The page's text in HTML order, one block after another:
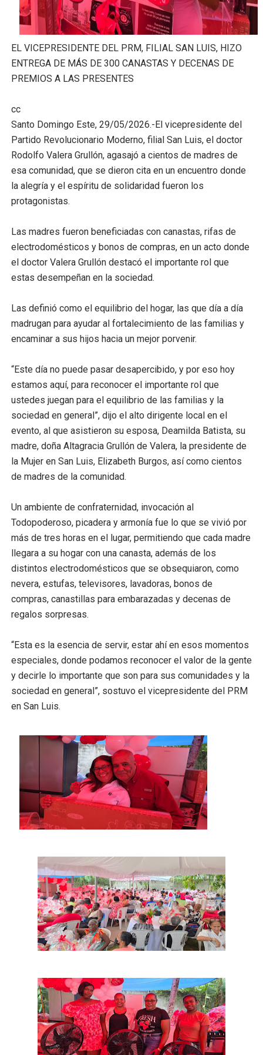
Trabajadores de la prensa y Obispado de la Provincia
Ministerio de Cultura anuncia ganadores de Premios
Más de 180 dirigentes sindicales de las Américas se
Banco Popular escala 17 posiciones en los mil
EL VICEPRESIDENTE DEL PRM, FILIAL SAN LUIS, HIZO
ENTREGA DE MÁS DE 300 CANASTAS Y DECENAS DE
PREMIOS A LAS PRESENTES
cc
Santo Domingo Este, 29/05/2026.-El vicepresidente del
Partido Revolucionario Moderno, filial San Luis, el doctor
Rodolfo Valera Grullón, agasajó a cientos de madres de
esa comunidad, que se dieron cita en un encuentro donde
la alegría y el espíritu de solidaridad fueron los
protagonistas.
Las madres fueron beneficiadas con canastas, rifas de
electrodomésticos y bonos de compras, en un acto donde
el doctor Valera Grullón destacó el importante rol que
estas desempeñan en la sociedad.
Las definió como el equilibrio del hogar, las que día a día
madrugan para ayudar al fortalecimiento de las familias y
encaminar a sus hijos hacia un mejor porvenir.
“Este día no puede pasar desapercibido, y por eso hoy
estamos aquí, para reconocer el importante rol que
ustedes juegan para el equilibrio de las familias y la
sociedad en general”, dijo el alto dirigente local en el
evento, al que asistieron su esposa, Deamilda Batista, su
madre, doña Altagracia Grullón de Valera, la presidente de
la Mujer en San Luis, Elizabeth Burgos, así como cientos
de madres de la comunidad.
Un ambiente de confraternidad, invocación al
Todopoderoso, picadera y armonía fue lo que se vivió por
más de tres horas en el lugar, permitiendo que cada madre
llegara a su hogar con una canasta, además de los
distintos electrodomésticos que se obsequiaron, como
nevera, estufas, televisores, lavadoras, bonos de
compras, canastillas para embarazadas y decenas de
regalos sorpresas.
“Esta es la esencia de servir, estar ahí en esos momentos
especiales, donde podamos reconocer el valor de la gente
y decirle lo importante que son para sus comunidades y la
sociedad en general”, sostuvo el vicepresidente del PRM
en San Luis.